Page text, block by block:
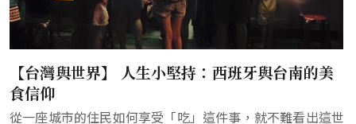
【台灣與世界】 人生小堅持：西班牙與台南的美
食信仰
從一座城市的住民如何享受「吃」這件事，就不難看出這世